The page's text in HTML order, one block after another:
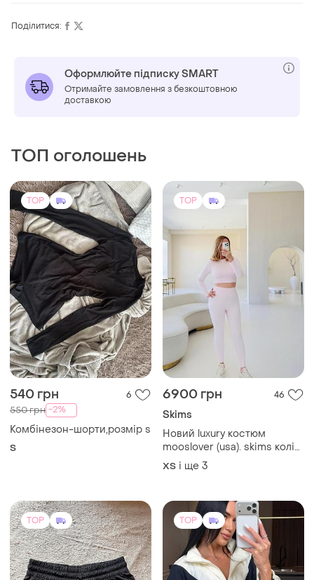
Поділитися:
Оформлюйте підписку SMART
Отримайте замовлення з безкоштовною
доставкою
ТОП оголошень
TOP
540 грн 6
550 грн -2%
Комбінезон-шорти,розмір s
S
TOP
6900 грн 46
Skims
Новий luxury костюм
mooslover (usa). skims колір
рожевий зефір. новии!
ХS і ще 3
TOP TOP